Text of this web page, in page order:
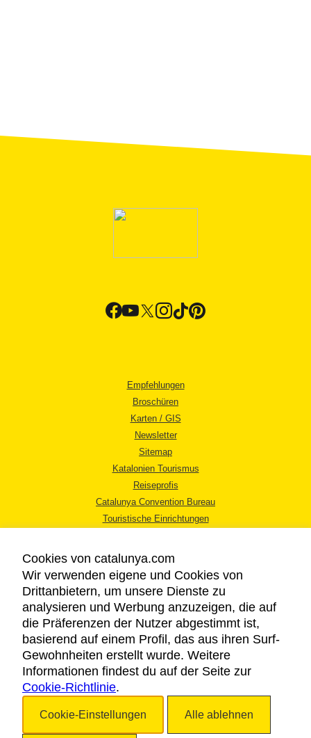
Empfehlungen
Broschüren
Karten / GIS
Newsletter
Sitemap
Katalonien Tourismus
Reiseprofis
Catalunya Convention Bureau
Touristische Einrichtungen
RECHTLICHER HINWEIS
DATENSCHUTZICHTLINIE
COOKIES
BARRIEREFREIHEIT
Cookies von catalunya.com
Wir verwenden eigene und Cookies von
Drittanbietern, um unsere Dienste zu
analysieren und Werbung anzuzeigen, die auf
die Präferenzen der Nutzer abgestimmt ist,
basierend auf einem Profil, das aus ihren Surf-
Gewohnheiten erstellt wurde. Weitere
Informationen findest du auf der Seite zur
Cookie-Richtlinie.
Cookie-Einstellungen Alle ablehnen